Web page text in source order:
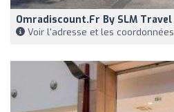
Omradiscount.fr By SLM Travel
Voir l'adresse et les coordonnées